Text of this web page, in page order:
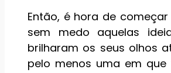
Então, é hora de
sem medo aquelas
brilharam os seus olhos
pelo menos uma em que